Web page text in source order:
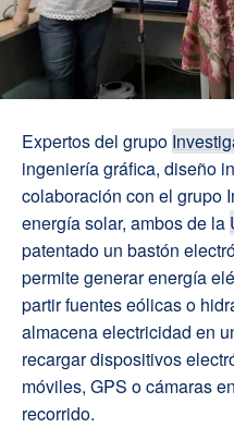
Expertos del grupo
ingeniería gráfica, diseño
colaboración con el grupo I
energía solar, ambos de la
patentado un bastón
permite generar energía
partir fuentes eólicas o
almacenaelectricidad en
recargar dispositivos
móviles, GPS o cámaras en
recorrido.